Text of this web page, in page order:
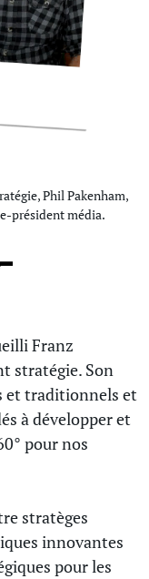
Phil Pakenham,
président média.
Franz
stratégie. Son
et traditionnels et
à développer et
pour nos
stratèges
innovantes
pour les